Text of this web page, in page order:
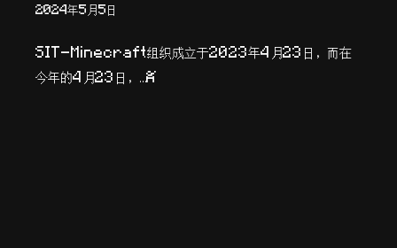
2024年5月5日
SIT-Minecraft组织成立于2023年4月23日，而在
今年的4月23日，…